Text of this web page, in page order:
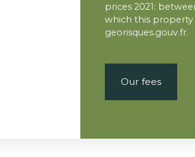
prices 2021:
which this property
georisques.gouv.fr.
Our fees